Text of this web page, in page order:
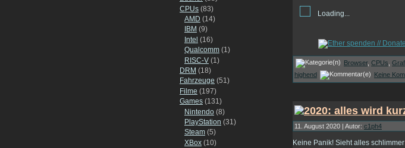
CPUs (83)
AMD (14)
IBM (9)
Intel (16)
Qualcomm (1)
RISC-V (1)
DRM (18)
Fahrzeuge (51)
Filme (197)
Games (131)
Nintendo (8)
PlayStation (31)
Steam (5)
XBox (10)
Loading...
Browser, CPUs
highend
Keine
11. August 2020 | Autor: c1ph4
Keine Panik! Sieht alles